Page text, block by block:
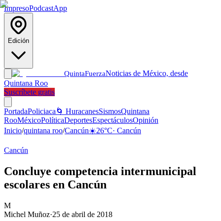
ImpresoPodcastApp
Edición
QuintaFuerzaNoticias de México, desde
Quintana Roo
Suscríbete gratis
PortadaPoliciaca 🌀 HuracanesSismosQuintana
RooMéxicoPolíticaDeportesEspectáculosOpinión
Inicio/quintana roo/Cancún☀️26°C· Cancún
Cancún
Concluye competencia intermunicipal
escolares en Cancún
M
Michel Muñoz·25 de abril de 2018